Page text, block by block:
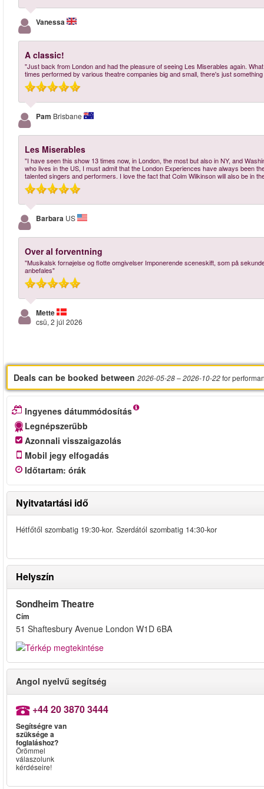
Vanessa
A classic!
"Just back from London and had the pleasure of seeing Les Miserables again.
times performed by various theatre companies big and small, there's just
Pam Brisbane
Les Miserables
"I have seen this show 13 times now, in London, the most but also in NY, and
who lives in the US, I must admit that the London Experiences have always been
talented singers and performers. I love the fact that Colm Wilkinson will also be in
Barbara US
Over al forventning
"Musikalsk fornøjelse og flotte omgivelser Imponerende sceneskift, som på
anbefales"
Mette
csü, 2 júl 2026
Deals can be booked between 2026-05-28– 2026-10-22for
Ingyenes dátummódosítás
Legnépszerűbb
Azonnali visszaigazolás
Mobil jegy elfogadás
Időtartam: órák
Nyitvatartási idő
Hétfőtől szombatig 19:30-kor. Szerdától szombatig 14:30-kor
Helyszín
Sondheim Theatre
Cím
51 Shaftesbury Avenue London W1D 6BA
Angol nyelvű segítség
+44 20 3870 3444
Segítségre van
szüksége a
foglaláshoz?
Örömmel
válaszolunk
kérdéseire!